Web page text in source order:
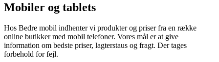
Mobiler og tablets
Hos Bedre mobil indhenter vi produkter og priser fra en række
online butikker med mobil telefoner. Vores mål er at give
information om bedste priser, lagterstaus og fragt. Der tages
forbehold for fejl.